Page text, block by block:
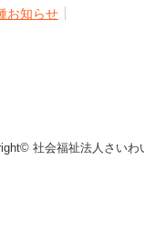
お知らせ
社会福祉法人さい